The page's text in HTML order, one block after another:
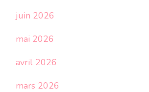
juin 2026
mai 2026
avril 2026
mars 2026